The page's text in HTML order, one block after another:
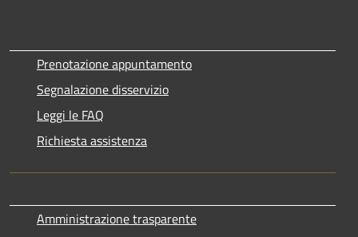
Prenotazione appuntamento
Segnalazione disservizio
Leggi le FAQ
Richiesta assistenza
Amministrazione trasparente